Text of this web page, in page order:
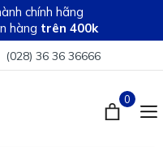
chính hãng
hàng trên 400k
(028) 36 36 36666
0